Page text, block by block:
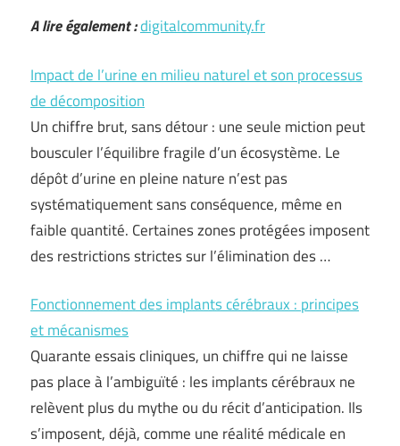
A lire également :digitalcommunity.fr
Impact de l’urine en milieu naturel et son processus
de décomposition
Un chiffre brut, sans détour : une seule miction peut
bousculer l’équilibre fragile d’un écosystème. Le
dépôt d’urine en pleine nature n’est pas
systématiquement sans conséquence, même en
faible quantité. Certaines zones protégées imposent
des restrictions strictes sur l’élimination des …
Fonctionnement des implants cérébraux : principes
et mécanismes
Quarante essais cliniques, un chiffre qui ne laisse
pas place à l’ambiguïté : les implants cérébraux ne
relèvent plus du mythe ou du récit d’anticipation. Ils
s’imposent, déjà, comme une réalité médicale en